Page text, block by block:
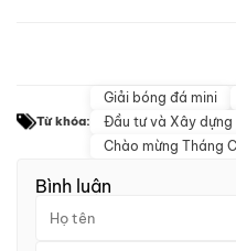
Từ khóa:
Giải bóng đá mini
Đầu tư và Xây dựng
Chào mừng Tháng
Bình luận